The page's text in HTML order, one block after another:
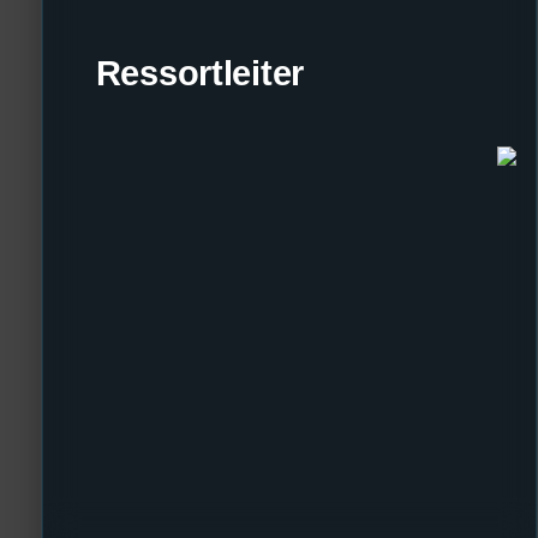
Ressortleiter